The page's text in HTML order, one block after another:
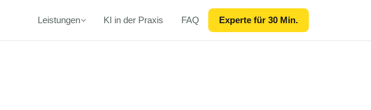
Leistungen KI in der Praxis FAQ Experte für 30 Min.